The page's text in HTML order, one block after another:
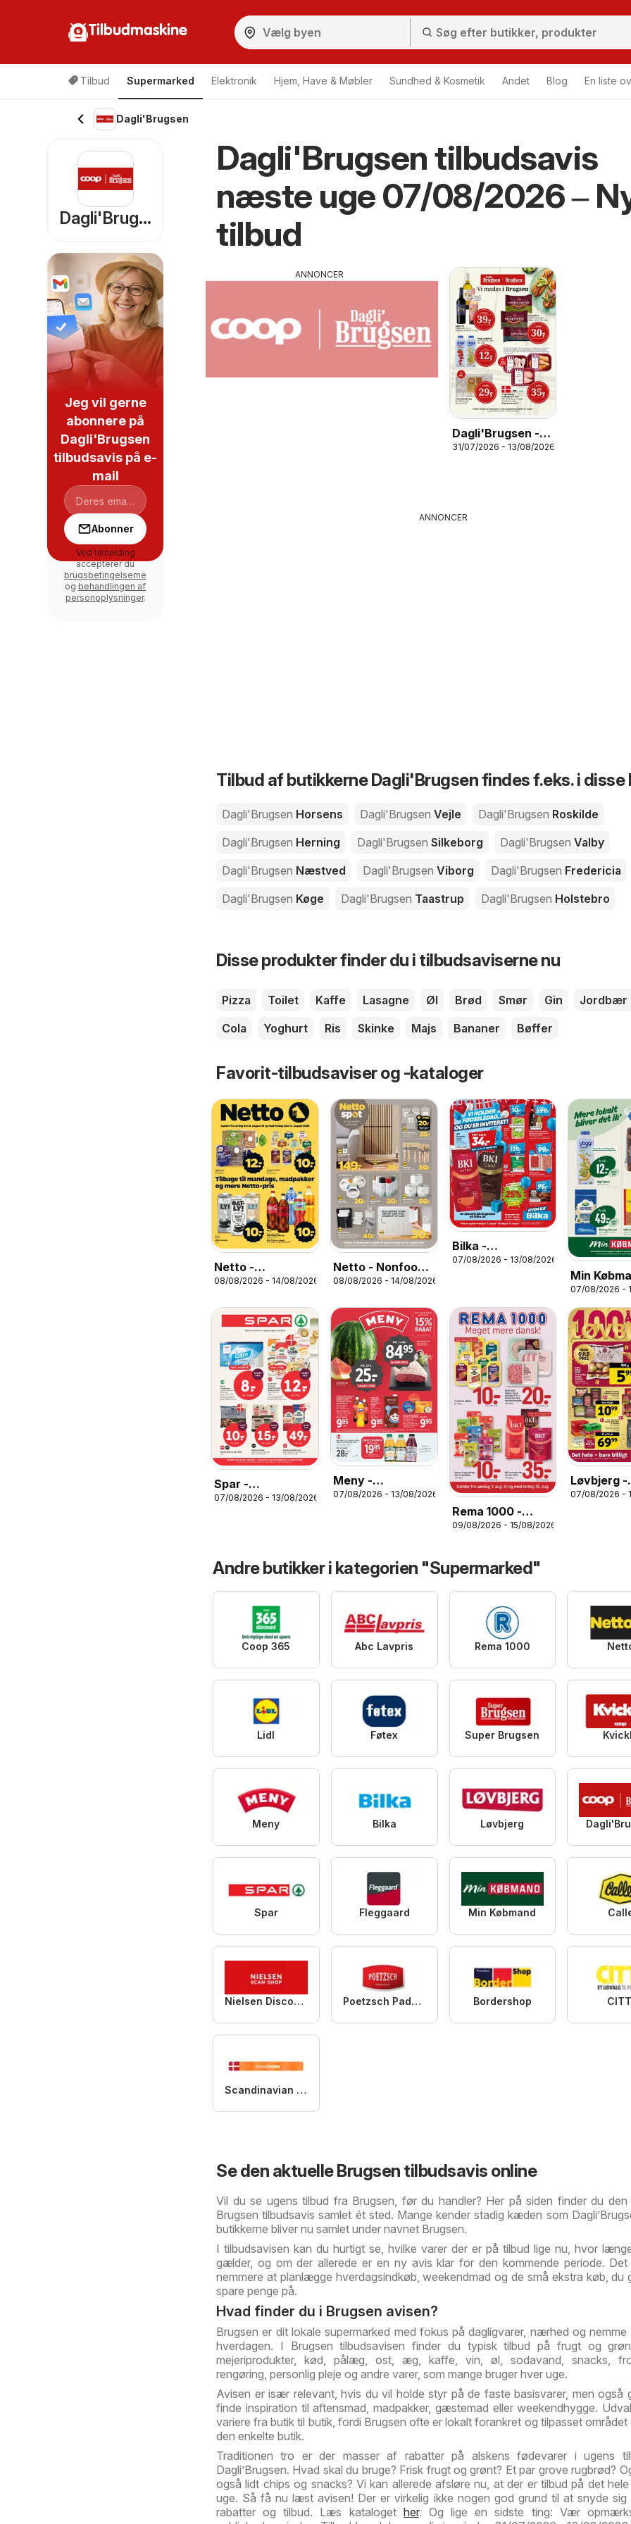
Tilbudmaskine
Tilbud Supermarked Elektronik Hjem, Have & Møbler Sundhed & Kosmetik Andet Blog En liste
Dagli'Brugsen
Dagli'Brugsen tilbudsavis
næste uge 07/08/2026 ‒
tilbud
ANNONCER
Dagli'Brugsen -
Tilbudsavis uge
31/07/2026 - 13/08/2026
ANNONCER
Tilbud af butikkerne Dagli'Brugsen findes f.eks. i disse
Dagli'Brugsen Horsens Dagli'Brugsen Vejle Dagli'Brugsen Roskilde
Dagli'Brugsen Herning Dagli'Brugsen Silkeborg Dagli'Brugsen Valby
Dagli'Brugsen Næstved Dagli'Brugsen Viborg Dagli'Brugsen Fredericia
Dagli'Brugsen Køge Dagli'Brugsen Taastrup Dagli'Brugsen Holstebro
Disse produkter finder du i tilbudsaviserne nu
Pizza Toilet Kaffe Lasagne Øl Brød Smør Gin
Jordbær
Cola
Yoghurt Ris Skinke Majs Bananer Bøffer
Favorit-tilbudsaviser og -kataloger
Netto -
Tilbudsavis uge
08/08/2026 - 14/08/2026
Netto - Nonfood
uge 33
08/08/2026 - 14/08/2026
Bilka -
Tilbudsavis uge
07/08/2026 - 13/08/2026
Min
33
07/08/2026 -
Spar -
Tilbudsavis uge
07/08/2026 - 13/08/2026
Meny -
Tilbudsavis uge
07/08/2026 - 13/08/2026
Rema 1000 -
Tilbudsavis uge
09/08/2026 - 15/08/2026
Løvbjerg -
07/08/2026 -
Andre butikker i kategorien "Supermarked"
Coop 365 Abc Lavpris Rema 1000
Lidl Føtex Super Brugsen
Meny Bilka Løvbjerg
Spar Fleggaard Min Købmand
Nielsen Discount Poetzsch Padborg Bordershop
Scandinavian Park
Se den aktuelle Brugsen tilbudsavis online
Vil du se ugens tilbud fra Brugsen, før du handler? Her på siden finder du den
Brugsen tilbudsavis samlet ét sted. Mange kender stadig kæden som
butikkerne bliver nu samlet under navnet Brugsen.
I tilbudsavisen kan du hurtigt se, hvilke varer der er på tilbud lige nu, hvor
gælder, og om der allerede er en ny avis klar for den kommende periode.
nemmere at planlægge hverdagsindkøb, weekendmad og de små ekstra køb, du
spare penge på.
Hvad finder du i Brugsen avisen?
Brugsen er dit lokale supermarked med fokus på dagligvarer, nærhed og nemme
hverdagen. I Brugsen tilbudsavisen finder du typisk tilbud på frugt og
mejeriprodukter, kød, pålæg, ost, æg, kaffe, vin, øl, sodavand, snacks,
rengøring, personlig pleje og andre varer, som mange bruger hver uge.
Avisen er især relevant, hvis du vil holde styr på de faste basisvarer, men også
finde inspiration til aftensmad, madpakker, gæstemad eller weekendhygge.
variere fra butik til butik, fordi Brugsen ofte er lokalt forankret og tilpasset området
den enkelte butik.
Traditionen tro er der masser af rabatter på alskens fødevarer i ugens
Dagli’Brugsen. Hvad skal du bruge? Frisk frugt og grønt? Et par grove rugbrød?
også lidt chips og snacks? Vi kan allerede afsløre nu, at der er tilbud på det
uge. Så få nu læst avisen! Der er virkelig ikke nogen god grund til at snyde
rabatter og tilbud. Læs kataloget her. Og lige en sidste ting: Vær
Dagli'Brugsen
Jeg vil gerne
abonnere på
Dagli'Brugsen
tilbudsavis på e-
mail
Abonner
Ved tilmelding
accepterer du
brugsbetingelserne
og behandlingen af
personoplysninger.